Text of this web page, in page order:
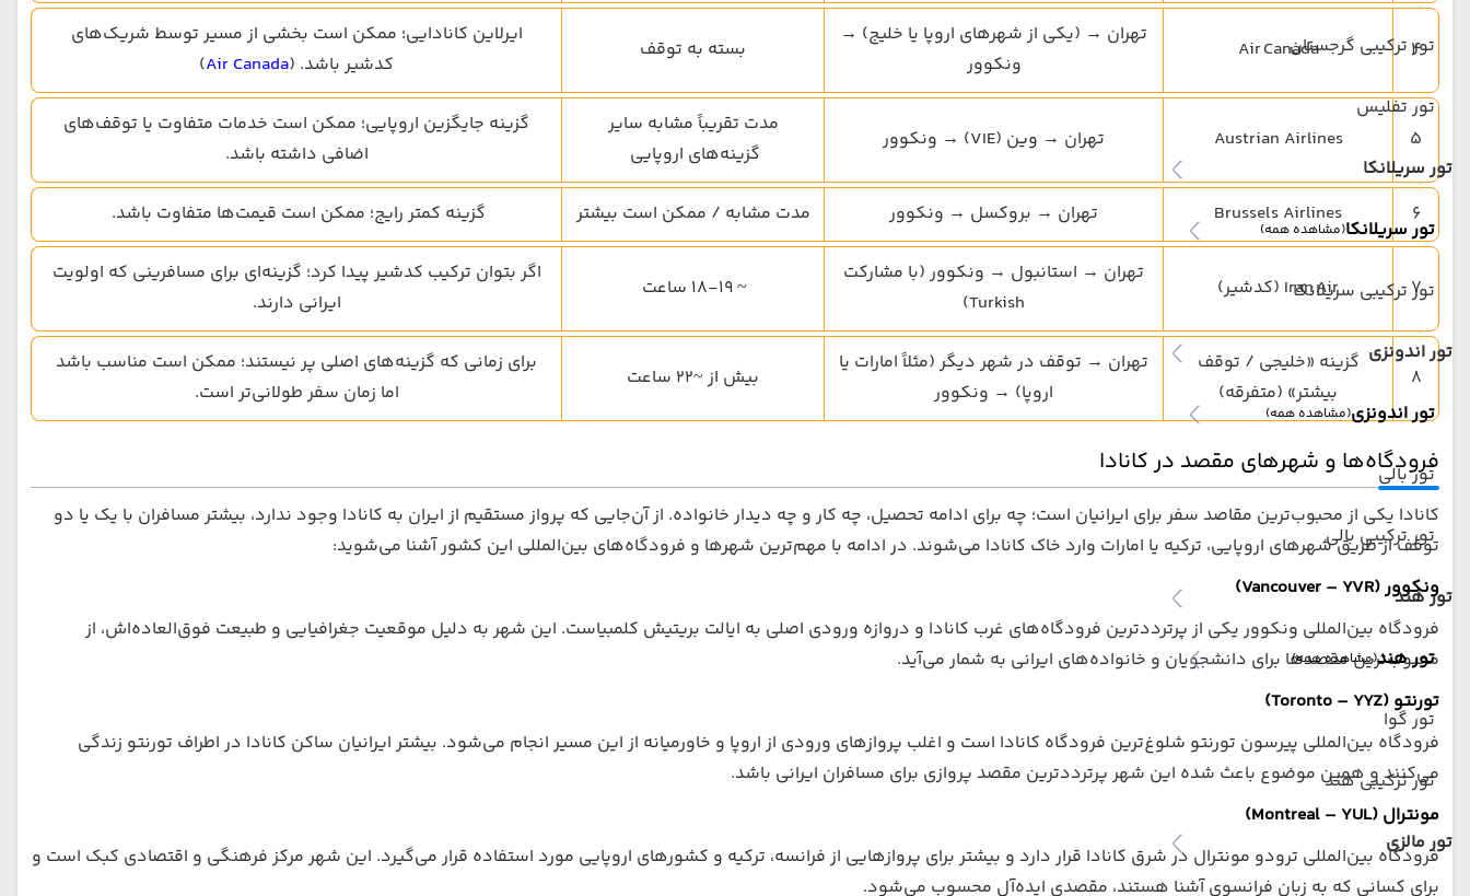
تور ترکیبی گرجستان
تور تفلیس
تور سریلانکا
تور سریلانکا(مشاهده همه)
تور ترکیبی سریلانکا
تور اندونزی
تور اندونزی(مشاهده همه)
تور بالی
تور ترکیبی بالی
تور هند
تور هند(مشاهده همه)
تور گوا
تور ترکیبی هند
تور مالزی
4
Air Canada
تهران → (یکی از شهرهای اروپا یا خلیج) →
ونکوور
بسته به توقف
ایرلاین کانادایی؛ ممکن است بخشی از مسیر توسط شریک‌های
کدشیر باشد. (Air Canada
)
5
Austrian Airlines تهران → وین (VIE) → ونکوور
مدت تقریباً مشابه سایر
گزینه‌های اروپایی
گزینه جایگزین اروپایی؛ ممکن است خدمات متفاوت یا توقف‌های
اضافی داشته باشد.
6
Brussels Airlines تهران → بروکسل → ونکوور مدت مشابه / ممکن است بیشتر گزینه کمتر رایج؛ ممکن است قیمت‌ها متفاوت باشد.
7 Iran Air (کدشیر)
تهران → استانبول → ونکوور (با مشارکت
Turkish)
~ 18-19 ساعت
اگر بتوان ترکیب کدشیر پیدا کرد؛ گزینه‌ای برای مسافرینی که اولویت
ایرانی دارند.
8
گزینه «خلیجی / توقف
بیشتر» (متفرقه)
تهران → توقف در شهر دیگر (مثلاً امارات یا
اروپا) → ونکوور
بیش از ~22 ساعت
برای زمانی که گزینه‌های اصلی پر نیستند؛ ممکن است مناسب باشد
اما زمان سفر طولانی‌تر است.
فرودگاه‌ها و شهرهای مقصد در کانادا
کانادا یکی از محبوب‌ترین مقاصد سفر برای ایرانیان است؛ چه برای ادامه تحصیل، چه کار و چه دیدار خانواده. از آن‌جایی که پرواز مستقیم از ایران به کانادا وجود ندارد، بیشتر مسافران با یک یا دو
توقف از طریق شهرهای اروپایی، ترکیه یا امارات وارد خاک کانادا می‌شوند. در ادامه با مهم‌ترین شهرها و فرودگاه‌های بین‌المللی این کشور آشنا می‌شوید:
ونکوور (Vancouver – YVR)
فرودگاه بین‌المللی ونکوور یکی از پرترددترین فرودگاه‌های غرب کانادا و دروازه ورودی اصلی به ایالت بریتیش کلمبیاست. این شهر به دلیل موقعیت جغرافیایی و طبیعت فوق‌العاده‌اش، از
محبوب‌ترین مقصدها برای دانشجویان و خانواده‌های ایرانی به شمار می‌آید.
تورنتو (Toronto – YYZ)
فرودگاه بین‌المللی پیرسون تورنتو شلوغ‌ترین فرودگاه کانادا است و اغلب پروازهای ورودی از اروپا و خاورمیانه از این مسیر انجام می‌شود. بیشتر ایرانیان ساکن کانادا در اطراف تورنتو زندگی
می‌کنند و همین موضوع باعث شده این شهر پرترددترین مقصد پروازی برای مسافران ایرانی باشد.
مونترال (Montreal – YUL)
فرودگاه بین‌المللی ترودو مونترال در شرق کانادا قرار دارد و بیشتر برای پروازهایی از فرانسه، ترکیه و کشورهای اروپایی مورد استفاده قرار می‌گیرد. این شهر مرکز فرهنگی و اقتصادی کبک است و
برای کسانی که به زبان فرانسوی آشنا هستند، مقصدی ایده‌آل محسوب می‌شود.